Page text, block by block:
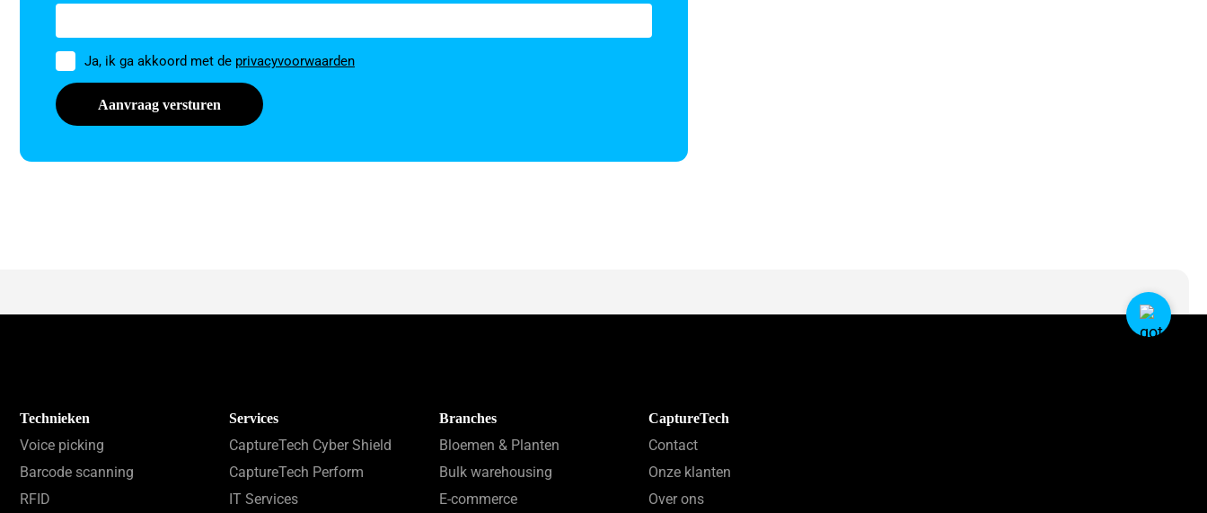
Toestemming
Ja, ik ga akkoord met de privacyvoorwaarden
Technieken
Voice picking
Barcode scanning
RFID
Services
CaptureTech Cyber Shield
CaptureTech Perform
IT Services
Branches
Bloemen & Planten
Bulk warehousing
E-commerce
CaptureTech
Contact
Onze klanten
Over ons